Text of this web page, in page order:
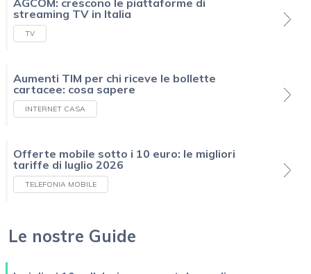
streaming TV in Italia
TV
Aumenti TIM per chi riceve le bollette
cartacee: cosa sapere
INTERNET CASA
Offerte mobile sotto i 10 euro: le migliori
tariffe di luglio 2026
TELEFONIA MOBILE
Le nostre Guide